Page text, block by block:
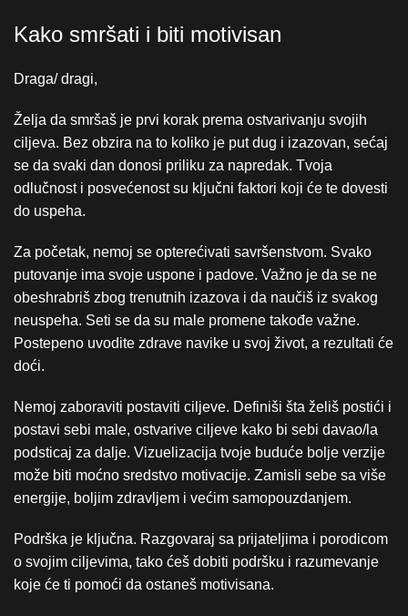
Kako smršati i biti motivisan
Draga/ dragi,
Želja da smršaš je prvi korak prema ostvarivanju svojih
ciljeva. Bez obzira na to koliko je put dug i izazovan, sećaj
se da svaki dan donosi priliku za napredak. Tvoja
odlučnost i posvećenost su ključni faktori koji će te dovesti
do uspeha.
Za početak, nemoj se opterećivati savršenstvom. Svako
putovanje ima svoje uspone i padove. Važno je da se ne
obeshrabriš zbog trenutnih izazova i da naučiš iz svakog
neuspeha. Seti se da su male promene takođe važne.
Postepeno uvodite zdrave navike u svoj život, a rezultati će
doći.
Nemoj zaboraviti postaviti ciljeve. Definiši šta želiš postići i
postavi sebi male, ostvarive ciljeve kako bi sebi davao/la
podsticaj za dalje. Vizuelizacija tvoje buduće bolje verzije
može biti moćno sredstvo motivacije. Zamisli sebe sa više
energije, boljim zdravljem i većim samopouzdanjem.
Podrška je ključna. Razgovaraj sa prijateljima i porodicom
o svojim ciljevima, tako ćeš dobiti podršku i razumevanje
koje će ti pomoći da ostaneš motivisana.